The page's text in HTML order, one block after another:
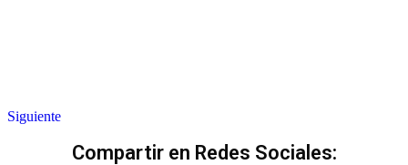
Siguiente
Compartir en Redes Sociales: